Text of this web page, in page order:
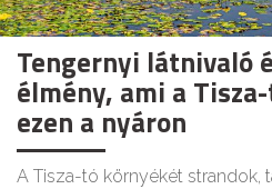
Tengernyi látnivaló
élmény, ami a
ezen a nyáron
A Tisza-tó környékét strandok,